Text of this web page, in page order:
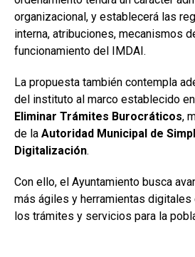
organizacional, y establecerá las
interna, atribuciones, mecanismos
funcionamiento del IMDAI.
La propuesta también contempla
del instituto al marco establecido
Eliminar Trámites Burocráticos,
de la Autoridad Municipal de
Digitalización.
Con ello, el Ayuntamiento busca
más ágiles y herramientas
los trámites y servicios para la